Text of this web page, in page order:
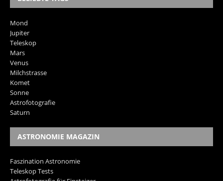
Mond
Jupiter
Teleskop
Mars
Venus
Milchstrasse
Komet
Sonne
Astrofotografie
Saturn
ASTRONOMIE MAGAZIN
Faszination Astronomie
Teleskop Tests